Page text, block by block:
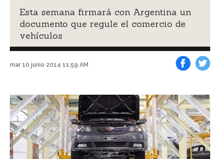
Esta semana firmará con Argentina un
documento que regule el comercio de
vehículos
mar 10 junio 2014 11:59 AM